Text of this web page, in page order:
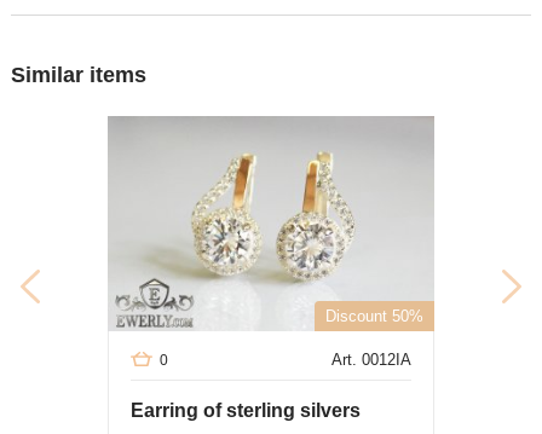
Similar items
Discount 50%
Art. 0012IA
0
Earring of sterling silvers